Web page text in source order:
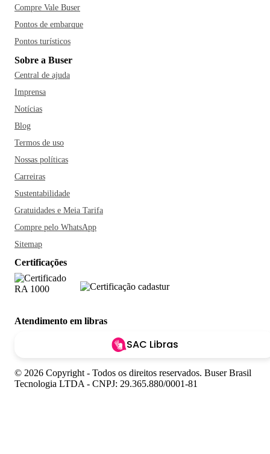
Compre Vale Buser
Pontos de embarque
Pontos turísticos
Sobre a Buser
Central de ajuda
Imprensa
Notícias
Blog
Termos de uso
Nossas políticas
Carreiras
Sustentabilidade
Gratuidades e Meia Tarifa
Compre pelo WhatsApp
Sitemap
Certificações
Atendimento em libras
SAC Libras
© 2026 Copyright - Todos os direitos reservados. Buser Brasil
Tecnologia LTDA - CNPJ: 29.365.880/0001-81